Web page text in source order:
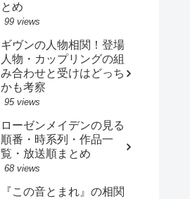
とめ
99 views
ギヴンの人物相関！登場
人物・カップリングの組
み合わせと受けはどっち
かも考察
95 views
ローゼンメイデンの見る
順番・時系列・作品一
覧・放送順まとめ
68 views
『この音とまれ』の相関